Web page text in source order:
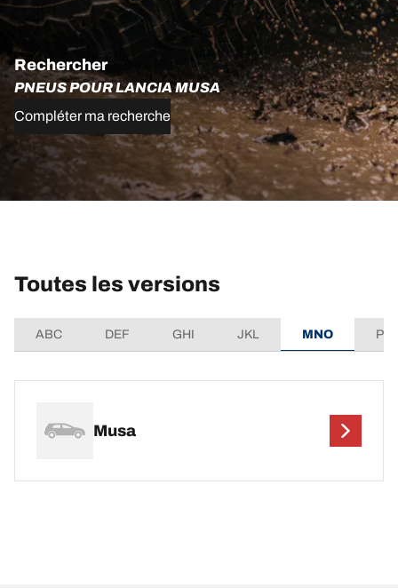
Rechercher
PNEUS POUR LANCIA MUSA
Compléter ma recherche
Toutes les versions
ABC DEF GHI JKL MNO
Musa